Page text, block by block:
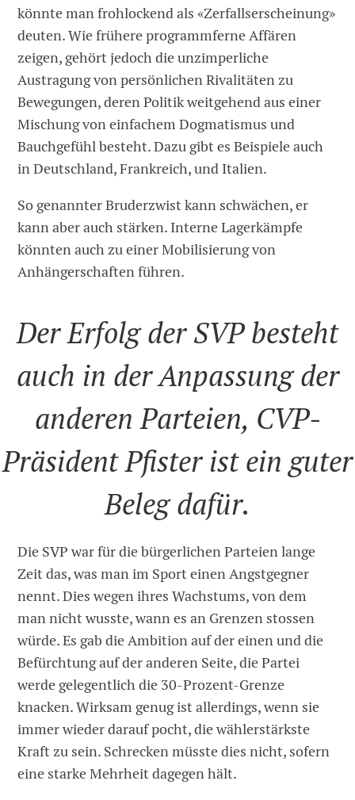
könnte man frohlockend als «Zerfallserscheinung»
deuten. Wie frühere programmferne Affären
zeigen, gehört jedoch die unzimperliche
Austragung von persönlichen Rivalitäten zu
Bewegungen, deren Politik weitgehend aus einer
Mischung von einfachem Dogmatismus und
Bauchgefühl besteht. Dazu gibt es Beispiele auch
in Deutschland, Frankreich, und Italien.
So genannter Bruderzwist kann schwächen, er
kann aber auch stärken. Interne Lagerkämpfe
könnten auch zu einer Mobilisierung von
Anhängerschaften führen.
Der Erfolg der SVP besteht
auch in der Anpassung der
anderen Parteien, CVP-
Präsident Pfister ist ein guter
Beleg dafür.
Die SVP war für die bürgerlichen Parteien lange
Zeit das, was man im Sport einen Angstgegner
nennt. Dies wegen ihres Wachstums, von dem
man nicht wusste, wann es an Grenzen stossen
würde. Es gab die Ambition auf der einen und die
Befürchtung auf der anderen Seite, die Partei
werde gelegentlich die 30-Prozent-Grenze
knacken. Wirksam genug ist allerdings, wenn sie
immer wieder darauf pocht, die wählerstärkste
Kraft zu sein. Schrecken müsste dies nicht, sofern
eine starke Mehrheit dagegen hält.